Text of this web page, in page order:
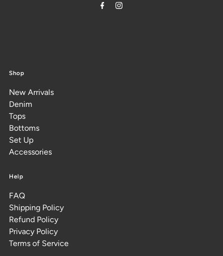
Shop
New Arrivals
Denim
Tops
Bottoms
Set Up
Accessories
Help
FAQ
Shipping Policy
Refund Policy
Privacy Policy
Terms of Service